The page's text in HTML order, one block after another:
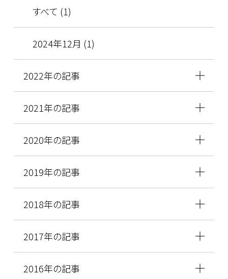
すべて (1)
2024年12月 (1)
2022年の記事
2021年の記事
2020年の記事
2019年の記事
2018年の記事
2017年の記事
2016年の記事